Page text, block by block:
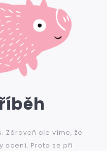
Zároveň ale víme, že
ocení. Proto se při